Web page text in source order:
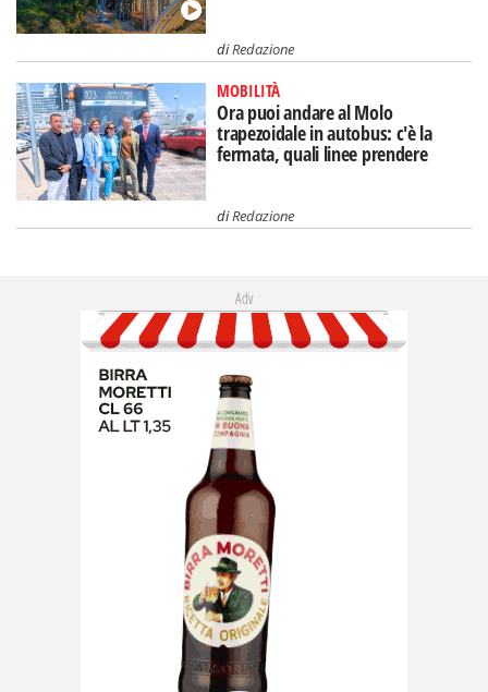
diRedazione
MOBILITÀ
Ora puoi andare al Molo
trapezoidale in autobus: c'è la
fermata, quali linee prendere
diRedazione
Adv